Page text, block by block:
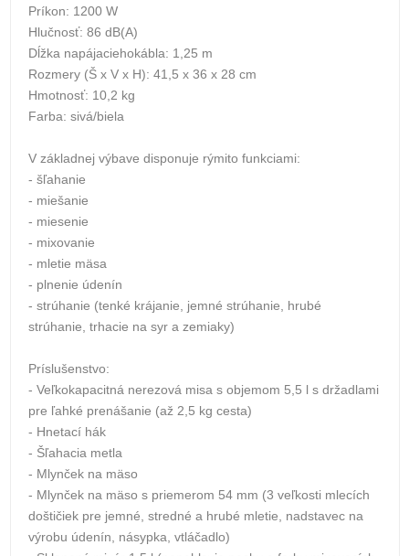
Príkon: 1200 W
Hlučnosť: 86 dB(A)
Dĺžka napájaciehokábla: 1,25 m
Rozmery (Š x V x H): 41,5 x 36 x 28 cm
Hmotnosť: 10,2 kg
Farba: sivá/biela
V základnej výbave disponuje rýmito funkciami:
- šľahanie
- miešanie
- miesenie
- mixovanie
- mletie mäsa
- plnenie údenín
- strúhanie (tenké krájanie, jemné strúhanie, hrubé
strúhanie, trhacie na syr a zemiaky)
Príslušenstvo:
- Veľkokapacitná nerezová misa s objemom 5,5 l s držadlami
pre ľahké prenášanie (až 2,5 kg cesta)
- Hnetací hák
- Šľahacia metla
- Mlynček na mäso
- Mlynček na mäso s priemerom 54 mm (3 veľkosti mlecích
doštičiek pre jemné, stredné a hrubé mletie, nadstavec na
výrobu údenín, násypka, vtláčadlo)